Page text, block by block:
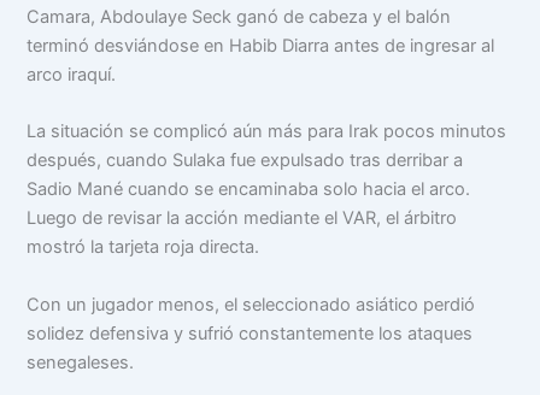
Camara, Abdoulaye Seck ganó de cabeza y el balón
terminó desviándose en Habib Diarra antes de ingresar al
arco iraquí.
La situación se complicó aún más para Irak pocos minutos
después, cuando Sulaka fue expulsado tras derribar a
Sadio Mané cuando se encaminaba solo hacia el arco.
Luego de revisar la acción mediante el VAR, el árbitro
mostró la tarjeta roja directa.
Con un jugador menos, el seleccionado asiático perdió
solidez defensiva y sufrió constantemente los ataques
senegaleses.